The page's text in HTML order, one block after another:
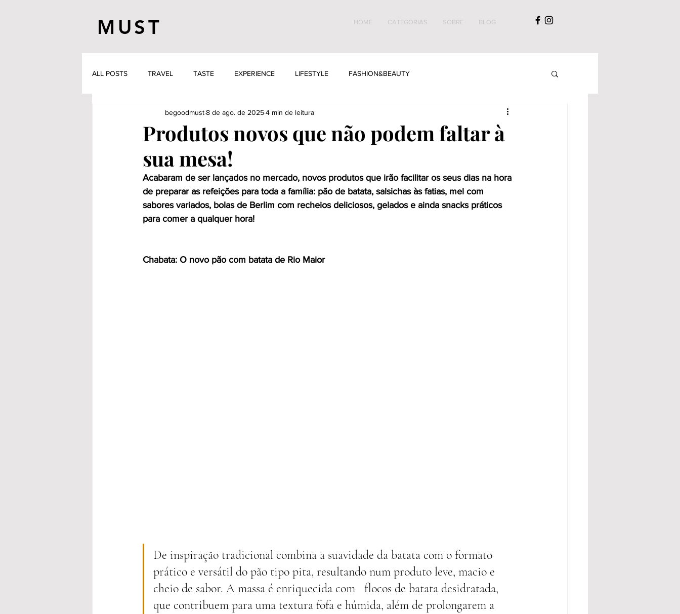
MUST HOME CATEGORIAS SOBRE BLOG
ALL POSTS TRAVEL TASTE EXPERIENCE LIFESTYLE FASHION&BEAUTY
Produtos novos que não podem faltar à
sua mesa!
begoodmust8 de ago. de 20254 min de leitura
Acabaram de ser lançados no mercado, novos produtos que irão facilitar os seus dias na hora
de preparar as refeições para toda a família: pão de batata, salsichas às fatias, mel com
sabores variados, bolas de Berlim com recheios deliciosos, gelados e ainda snacks práticos
para comer a qualquer hora!
Chabata: O novo pão com batata de Rio Maior
De inspiração tradicional combina a suavidade da batata com o formato
prático e versátil do pão tipo pita, resultando num produto leve, macio e
cheio de sabor. A massa é enriquecida com   flocos de batata desidratada,
que contribuem para uma textura fofa e húmida, além de prolongarem a